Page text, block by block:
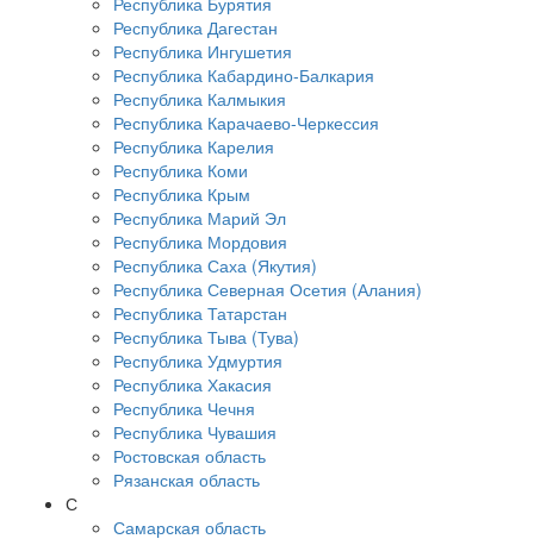
Республика Дагестан
Республика Ингушетия
Республика Кабардино-Балкария
Республика Калмыкия
Республика Карачаево-Черкессия
Республика Карелия
Республика Коми
Республика Крым
Республика Марий Эл
Республика Мордовия
Республика Саха (Якутия)
Республика Северная Осетия (Алания)
Республика Татарстан
Республика Тыва (Тува)
Республика Удмуртия
Республика Хакасия
Республика Чечня
Республика Чувашия
Ростовская область
Рязанская область
С
Самарская область